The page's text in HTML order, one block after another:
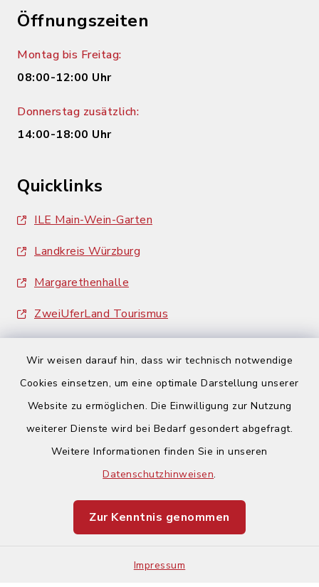
Wir weisen darauf hin, dass wir technisch notwendige
Cookies einsetzen, um eine optimale Darstellung unserer
Website zu ermöglichen. Die Einwilligung zur Nutzung
weiterer Dienste wird bei Bedarf gesondert abgefragt.
Weitere Informationen finden Sie in unseren
Datenschutzhinweisen.
Zur Kenntnis genommen
Impressum
Öffnungszeiten
Montag bis Freitag:
08:00-12:00 Uhr
Donnerstag zusätzlich:
14:00-18:00 Uhr
Quicklinks
ILE Main-Wein-Garten
Landkreis Würzburg
Margarethenhalle
ZweiUferLand Tourismus
Barrierefreiheit
Impressum
Sitemap